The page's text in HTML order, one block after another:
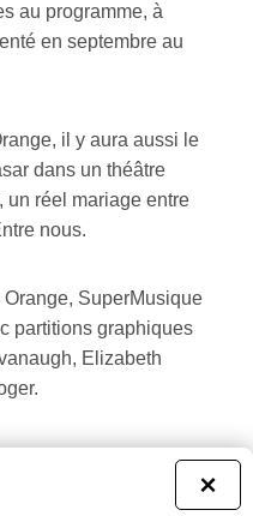
au programme, à
en septembre au
il y aura aussi le
dans un théâtre
un réel mariage entre
nous.
Orange, SuperMusique
partitions graphiques
Elizabeth
nous présentons
de la compositrice ×